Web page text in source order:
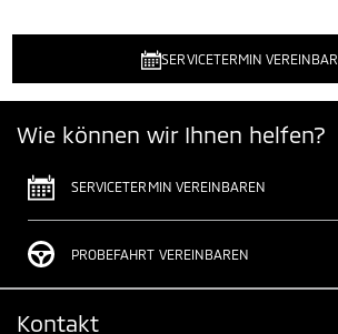
SERVICETERMIN
Wie können wir Ihnen helfen?
SERVICETERMIN VEREINBAREN
PROBEFAHRT VEREINBAREN
Kontakt